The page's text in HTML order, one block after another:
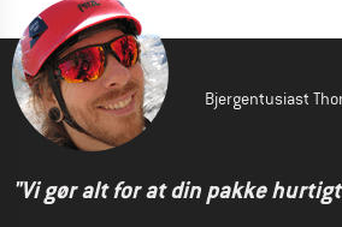
Bjergentusiast
"Vi gør alt for at din pakke